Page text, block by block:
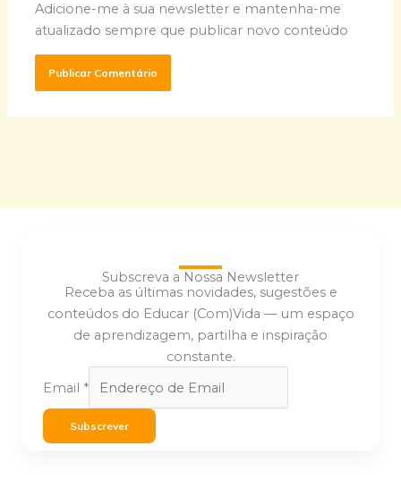
Adicione-me à sua newsletter e mantenha-me
atualizado sempre que publicar novo conteúdo
Subscreva a Nossa Newsletter
Receba as últimas novidades, sugestões e
conteúdos do Educar (Com)Vida — um espaço
de aprendizagem, partilha e inspiração
constante.
Email *
Subscrever